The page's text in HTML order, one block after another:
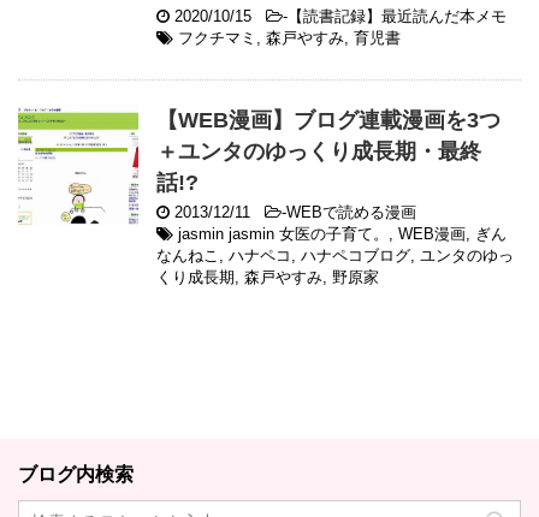
2020/10/15 - 【読書記録】最近読んだ本メモ
フクチマミ , 森戸やすみ, 育児書
【WEB漫画】ブログ連載漫画を3つ
＋ユンタのゆっくり成長期・最終
話!?
2013/12/11 -WEBで読める漫画
jasmin jasmin 女医の子育て。 , WEB漫画, ぎん
なんねこ , ハナペコ , ハナペコブログ, ユンタのゆっ
くり成長期, 森戸やすみ, 野原家
ブログ内検索